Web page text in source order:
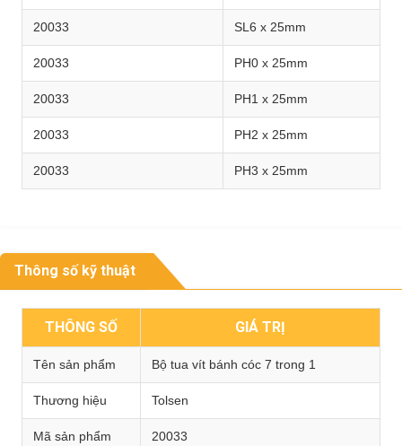
20033 SL6 x 25mm
20033 PH0 x 25mm
20033 PH1 x 25mm
20033 PH2 x 25mm
20033 PH3 x 25mm
Thông số kỹ thuật
THÔNG SỐ GIÁ TRỊ
Tên sản phẩm Bộ tua vít bánh cóc 7 trong 1
Thương hiệu Tolsen
Mã sản phẩm 20033